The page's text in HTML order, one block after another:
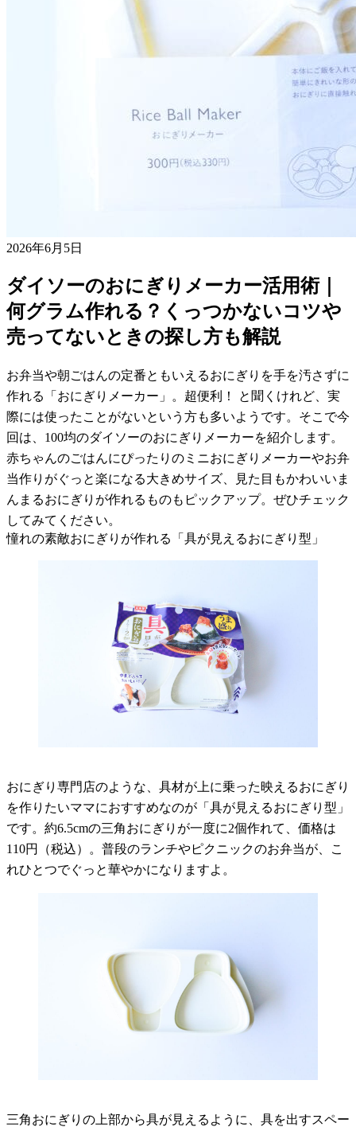
2026年6月5日
ダイソーのおにぎりメーカー活用術｜
何グラム作れる？くっつかないコツや
売ってないときの探し方も解説
お弁当や朝ごはんの定番ともいえるおにぎりを手を汚さずに
作れる「おにぎりメーカー」。超便利！ と聞くけれど、実
際には使ったことがないという方も多いようです。そこで今
回は、100均のダイソーのおにぎりメーカーを紹介します。
赤ちゃんのごはんにぴったりのミニおにぎりメーカーやお弁
当作りがぐっと楽になる大きめサイズ、見た目もかわいいま
んまるおにぎりが作れるものもピックアップ。ぜひチェック
してみてください。
憧れの素敵おにぎりが作れる「具が見えるおにぎり型」
おにぎり専門店のような、具材が上に乗った映えるおにぎり
を作りたいママにおすすめなのが「具が見えるおにぎり型」
です。約6.5cmの三角おにぎりが一度に2個作れて、価格は
110円（税込）。普段のランチやピクニックのお弁当が、こ
れひとつでぐっと華やかになりますよ。
三角おにぎりの上部から具が見えるように、具を出すスペー